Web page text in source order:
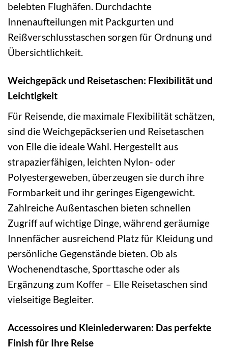
belebten Flughäfen. Durchdachte
Innenaufteilungen mit Packgurten und
Reißverschlusstaschen sorgen für Ordnung und
Übersichtlichkeit.
Weichgepäck und Reisetaschen: Flexibilität und
Leichtigkeit
Für Reisende, die maximale Flexibilität schätzen,
sind die Weichgepäckserien und Reisetaschen
von Elle die ideale Wahl. Hergestellt aus
strapazierfähigen, leichten Nylon- oder
Polyestergeweben, überzeugen sie durch ihre
Formbarkeit und ihr geringes Eigengewicht.
Zahlreiche Außentaschen bieten schnellen
Zugriff auf wichtige Dinge, während geräumige
Innenfächer ausreichend Platz für Kleidung und
persönliche Gegenstände bieten. Ob als
Wochenendtasche, Sporttasche oder als
Ergänzung zum Koffer – Elle Reisetaschen sind
vielseitige Begleiter.
Accessoires und Kleinlederwaren: Das perfekte
Finish für Ihre Reise